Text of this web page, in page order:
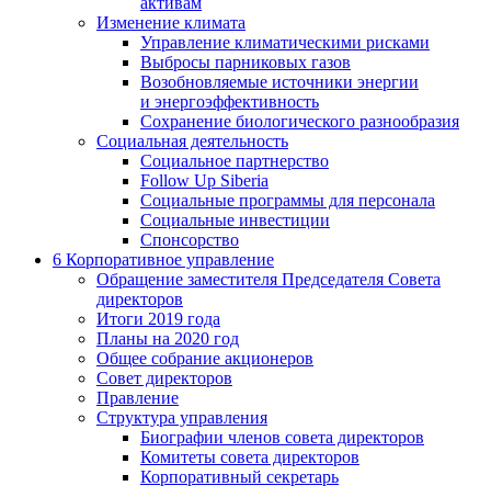
Изменение климата
Управление климатическими рисками
Выбросы парниковых газов
Возобновляемые источники энергии
и энергоэффективность
Сохранение биологического разнообразия
Социальная деятельность
Социальное партнерство
Follow Up Siberia
Социальные программы для персонала
Социальные инвестиции
Спонсорство
6 Корпоративное управление
Обращение заместителя Председателя Совета
директоров
Итоги 2019 года
Планы на 2020 год
Общее собрание акционеров
Совет директоров
Правление
Структура управления
Биографии членов совета директоров
Комитеты совета директоров
Корпоративный секретарь